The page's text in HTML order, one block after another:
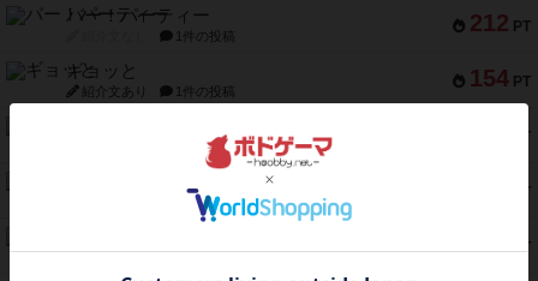
212 PT
バー！パーティー
1件の投稿
154 PT
ギョッと
紹介文あり 1件の投稿
PT
1件の投稿
PT
1件の投稿
PT
紹介文あり 4件の投稿